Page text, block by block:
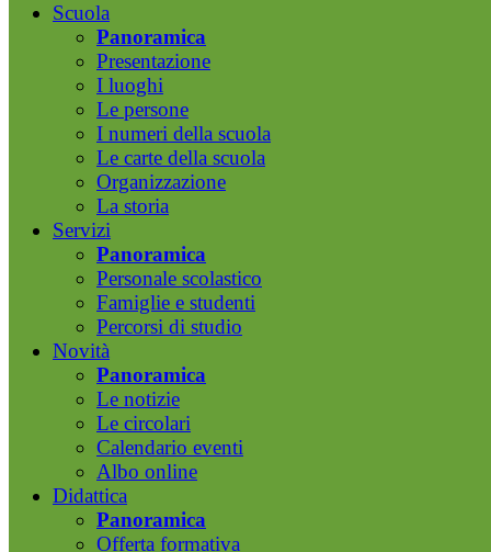
Scuola
Panoramica
Presentazione
I luoghi
Le persone
I numeri della scuola
Le carte della scuola
Organizzazione
La storia
Servizi
Panoramica
Personale scolastico
Famiglie e studenti
Percorsi di studio
Novità
Panoramica
Le notizie
Le circolari
Calendario eventi
Albo online
Didattica
Panoramica
Offerta formativa